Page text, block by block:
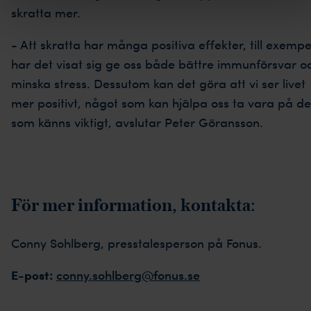
skratta mer.
- Att skratta har många positiva effekter, till
har det visat sig ge oss både bättre immunförsvar
minska stress. Dessutom kan det göra att vi ser livet
mer positivt, något som kan hjälpa oss ta vara på
som känns viktigt, avslutar Peter Göransson.
För mer information, kontakta:
Conny Sohlberg, presstalesperson på Fonus.
E-post: conny.sohlberg@fonus.se